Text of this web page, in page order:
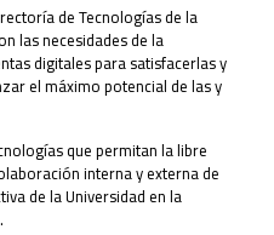
de Tecnologías de la
las necesidades de la
digitales para satisfacerlas y
el máximo potencial de las y
que permitan la libre
interna y externa de
de la Universidad en la